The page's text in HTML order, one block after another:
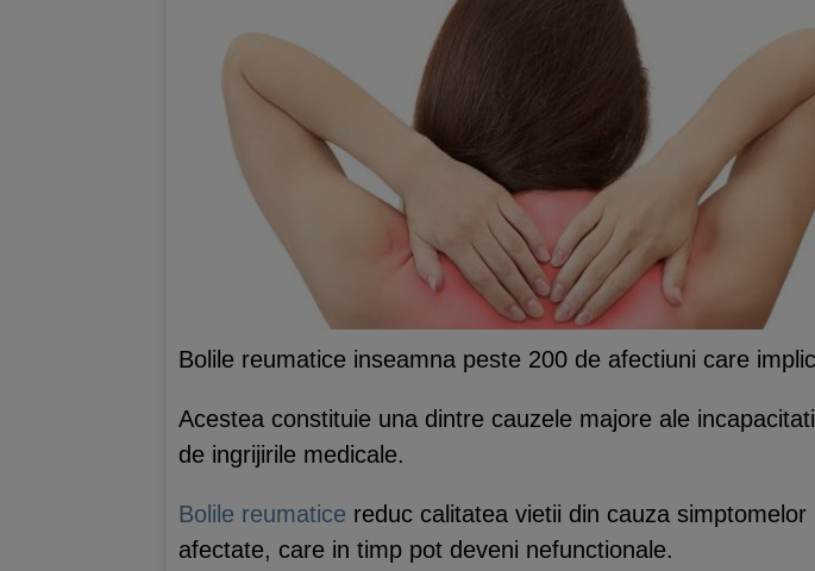
Bolile reumatice inseamna peste 200 de afectiuni care
Acestea constituie una dintre cauzele majore ale
de ingrijirile medicale.
Bolile reumatice reduc calitatea vietii din cauza
afectate, care in timp pot deveni nefunctionale.